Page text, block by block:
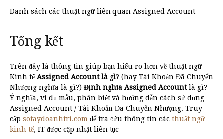
Danh sách các thuật ngữ liên quan Assigned Account
Tổng kết
Trên đây là thông tin giúp bạn hiểu rõ hơn về thuật ngữ
Kinh tếAssigned Account là gì? (hay Tài Khoản Đã Chuyển
Nhượng nghĩa là gì?) Định nghĩa Assigned Accountlà gì?
Ý nghĩa, ví dụ mẫu, phân biệt và hướng dẫn cách sử dụng
Assigned Account / Tài Khoản Đã Chuyển Nhượng. Truy
cập sotaydoanhtri.com để tra cứu thông tin các thuật ngữ
kinh tế, IT được cập nhật liên tục